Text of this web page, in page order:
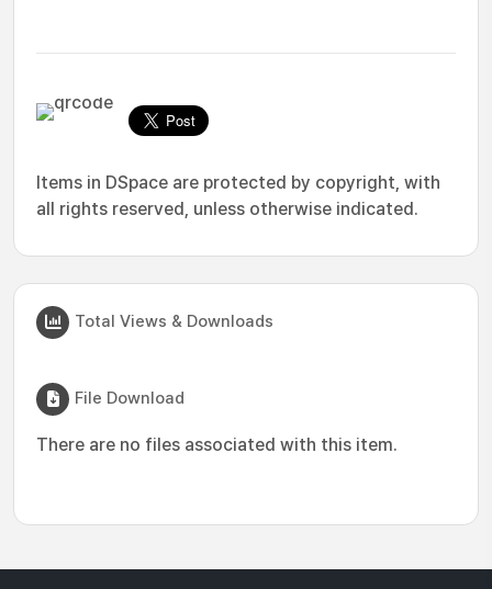
Items in DSpace are protected by copyright, with
all rights reserved, unless otherwise indicated.
Total Views & Downloads
File Download
There are no files associated with this item.